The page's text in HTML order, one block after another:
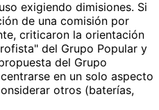
exigiendo dimisiones. Si
de una comisión por
criticaron la orientación
del Grupo Popular y
del Grupo
en un solo aspecto
otros (baterías,